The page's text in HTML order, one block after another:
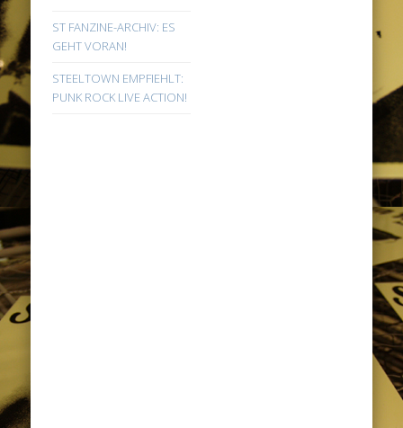
ST FANZINE-ARCHIV: ES
GEHT VORAN!
STEELTOWN EMPFIEHLT:
PUNK ROCK LIVE ACTION!